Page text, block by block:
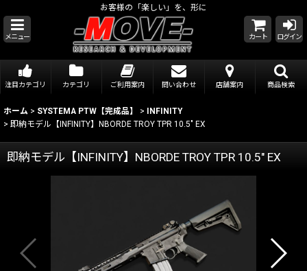
お客様の「楽しい」を、形に
メニュー カート ログイン
注目カテゴリ カテゴリ ご利用案内 問い合わせ 店舗案内 商品検索
ホーム > SYSTEMA PTW【完成品】 >
INFINITY
> 即納モデル【INFINITY】NBORDE TROY TPR 10.5" EX
即納モデル【INFINITY】NBORDE TROY TPR 10.5" EX